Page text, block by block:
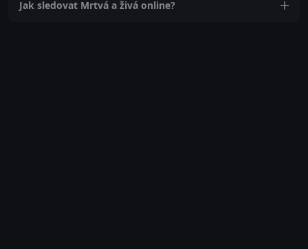
Jak sledovat Mrtvá a živá online?